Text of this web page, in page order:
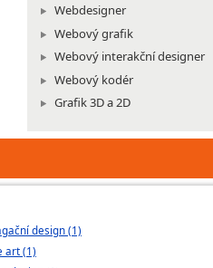
Webdesigner
Webový grafik
Webový interakční designer
Webový kodér
Grafik 3D a 2D
design (1)
art (1)